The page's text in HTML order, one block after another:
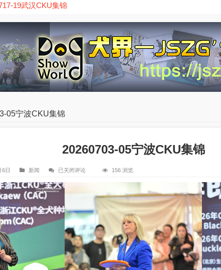
12廊坊CKU集锦
05宁波CKU集锦
20260703-05宁波CKU集锦
6日 新闻
20260703-
05
宁
波
锦
已关闭评论 156 浏览